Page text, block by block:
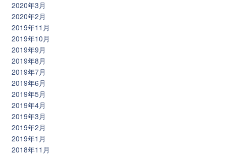
2020年3月
2020年2月
2019年11月
2019年10月
2019年9月
2019年8月
2019年7月
2019年6月
2019年5月
2019年4月
2019年3月
2019年2月
2019年1月
2018年11月